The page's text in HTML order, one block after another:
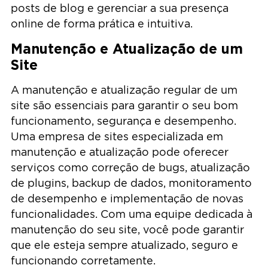
posts de blog e gerenciar a sua presença
online de forma prática e intuitiva.
Manutenção e Atualização de um
Site
A manutenção e atualização regular de um
site são essenciais para garantir o seu bom
funcionamento, segurança e desempenho.
Uma empresa de sites especializada em
manutenção e atualização pode oferecer
serviços como correção de bugs, atualização
de plugins, backup de dados, monitoramento
de desempenho e implementação de novas
funcionalidades. Com uma equipe dedicada à
manutenção do seu site, você pode garantir
que ele esteja sempre atualizado, seguro e
funcionando corretamente.